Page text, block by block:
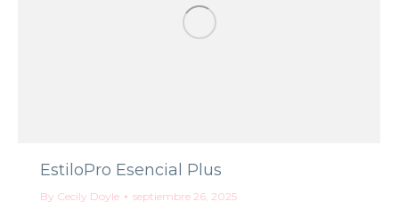
EstiloPro Esencial Plus
By Cecily Doyle septiembre 26, 2025